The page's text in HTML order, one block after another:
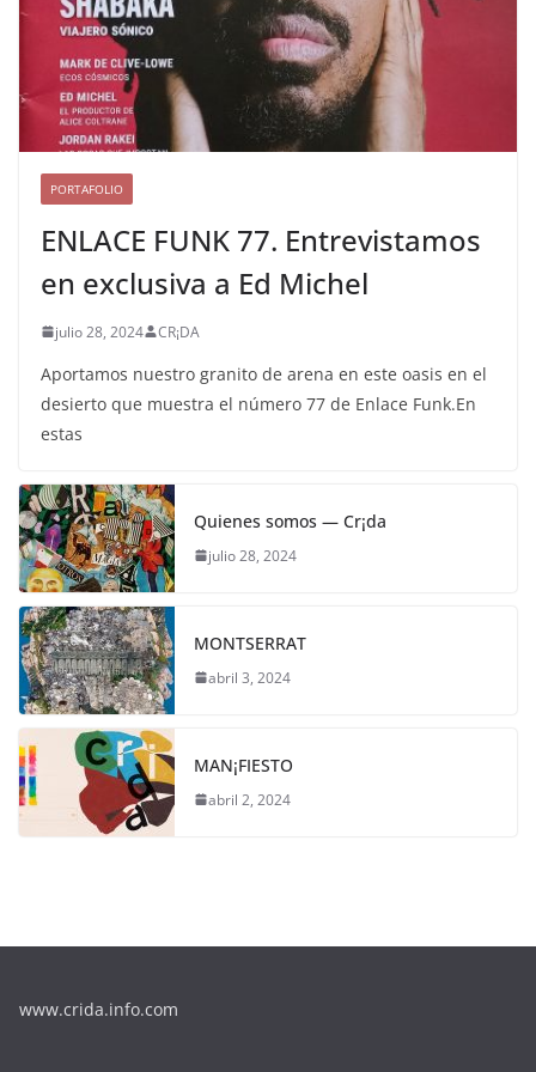
PORTAFOLIO
ENLACE FUNK 77. Entrevistamos
en exclusiva a Ed Michel
julio 28, 2024 CR¡DA
Aportamos nuestro granito de arena en este oasis en el
desierto que muestra el número 77 de Enlace Funk.En
estas
Quienes somos — Cr¡da
julio 28, 2024
MONTSERRAT
abril 3, 2024
MAN¡FIESTO
abril 2, 2024
www.crida.info.com